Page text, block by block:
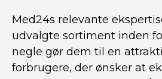
Med24s relevante
udvalgte sortiment inden
negle gør dem til en
forbrugere, der ønsker at